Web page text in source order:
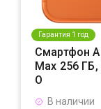
Гарантия 1 год
Смартфон
Max 256
O
В наличии